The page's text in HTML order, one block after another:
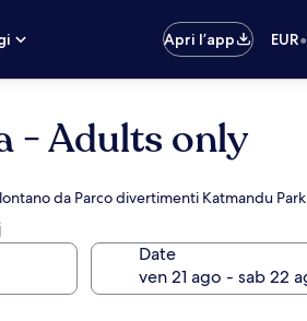
Apri l’app EUR•
- Adults only
da Parco divertimenti Katmandu Park
Date